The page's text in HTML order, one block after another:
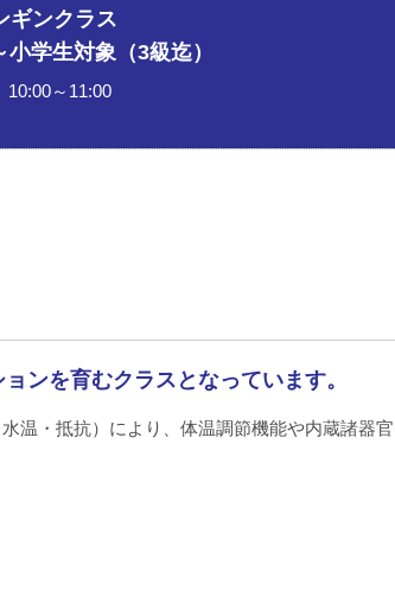
ギンクラス
小学生対象（3級迄）
～11:00
ンを育むクラスとなっています。
温・抵抗）により、体温調節機能や内蔵諸器官